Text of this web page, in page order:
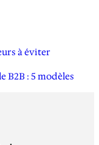
à éviter
: 5 modèles